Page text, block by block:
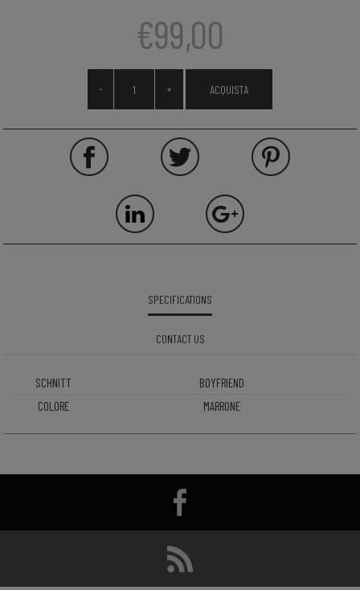
€99,00
- +
SPECIFICATIONS
CONTACT US
SCHNITT
BOYFRIEND
COLORE
MARRONE